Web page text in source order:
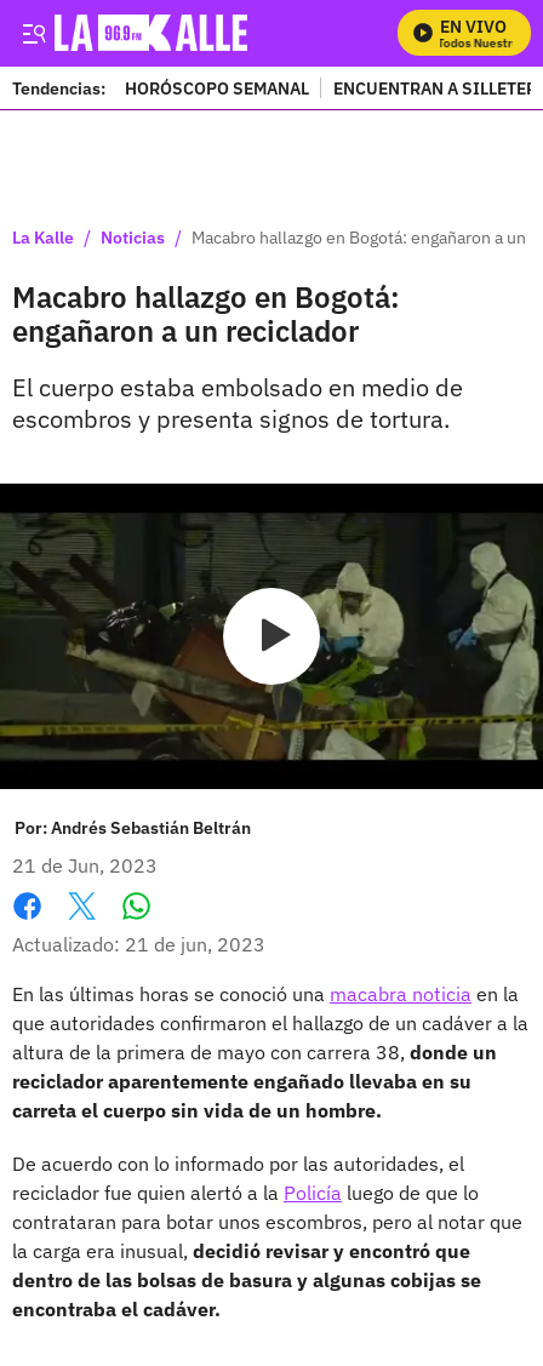
EN VIVO
Mira Todos Nuestros
Tendencias: HORÓSCOPO SEMANAL ENCUENTRAN A
La Kalle / Noticias / Macabro hallazgo en Bogotá: engañaron a un
Macabro hallazgo en Bogotá:
engañaron a un reciclador
El cuerpo estaba embolsado en medio de
escombros y presenta signos de tortura.
Por:Andrés Sebastián Beltrán
21 de Jun, 2023
Facebook
X Whatsapp
Actualizado: 21 de jun, 2023
En las últimas horas se conoció una macabra noticia en la
que autoridades confirmaron el hallazgo de un cadáver a la
altura de la primera de mayo con carrera 38, donde un
reciclador aparentemente engañado llevaba en su
carreta el cuerpo sin vida de un hombre.
De acuerdo con lo informado por las autoridades, el
reciclador fue quien alertó a la Policía luego de que lo
contrataran para botar unos escombros, pero al notar que
la carga era inusual, decidió revisar y encontró que
dentro de las bolsas de basura y algunas cobijas se
encontraba el cadáver.